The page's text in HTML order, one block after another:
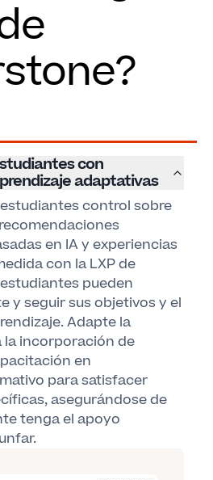
con
adaptativas
control sobre
en IA y experiencias
con la LXP de
pueden
y seguir sus objetivos y el
Adapte la
incorporación de
en
para satisfacer
asegurándose de
tenga el apoyo